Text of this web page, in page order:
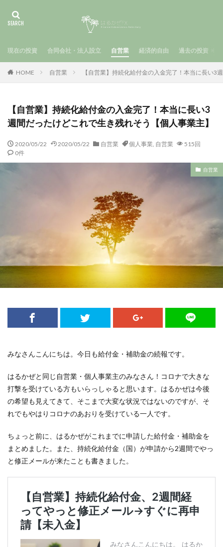
現在の投資 合同会社・法人設立 自営業 経済的自由 過去の投資
HOME 自営業 【自営業】持続化給付金の入金完了！本当に長い
【自営業】持続化給付金の入金完了！本当に長い3
週間だったけどこれで生き残れそう【個人事業主】
2020/05/22 2020/05/22 自営業 個人事業, 自営業
515回
0件
自営業
みなさんこんにちは。今日も給付金・補助金の続報です。
はるかぜと同じ自営業・個人事業主のみなさん！コロナで大きな
打撃を受けている方もいらっしゃると思います。はるかぜは今後
の希望も見えてきて、そこまで大変な状況ではないのですが、そ
れでもやはりコロナのあおりを受けている一人です。
ちょっと前に、はるかぜがこれまでに申請した給付金・補助金を
まとめました。また、持続化給付金（国）が申請から2週間でやっ
と修正メールが来たことも書きました。